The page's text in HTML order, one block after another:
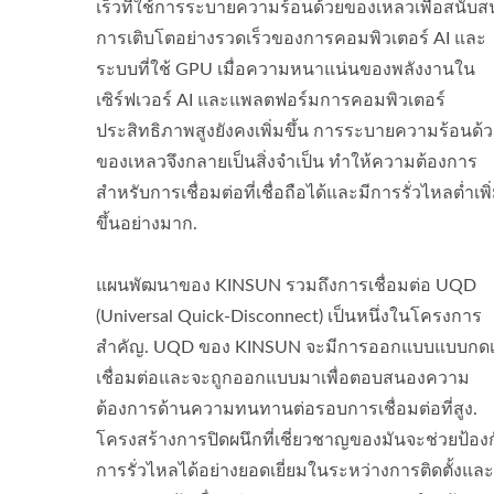
เร็วที่ใช้การระบายความร้อนด้วยของเหลวเพื่อสนับ
การเติบโตอย่างรวดเร็วของการคอมพิวเตอร์ AI และ
ระบบที่ใช้ GPU เมื่อความหนาแน่นของพลังงานใน
เซิร์ฟเวอร์ AI และแพลตฟอร์มการคอมพิวเตอร์
ประสิทธิภาพสูงยังคงเพิ่มขึ้น การระบายความร้อนด้ว
ของเหลวจึงกลายเป็นสิ่งจำเป็น ทำให้ความต้องการ
สำหรับการเชื่อมต่อที่เชื่อถือได้และมีการรั่วไหลต่ำเ
ขึ้นอย่างมาก.
แผนพัฒนาของ KINSUN รวมถึงการเชื่อมต่อ UQD
(Universal Quick-Disconnect) เป็นหนึ่งในโครงการ
สำคัญ. UQD ของ KINSUN จะมีการออกแบบแบบกด
เชื่อมต่อและจะถูกออกแบบมาเพื่อตอบสนองความ
ต้องการด้านความทนทานต่อรอบการเชื่อมต่อที่สูง.
โครงสร้างการปิดผนึกที่เชี่ยวชาญของมันจะช่วยป้อง
การรั่วไหลได้อย่างยอดเยี่ยมในระหว่างการติดตั้งแล
คอนเนคเตอร์ USB Type-C กัน
น้ำ IP68
คอนเ